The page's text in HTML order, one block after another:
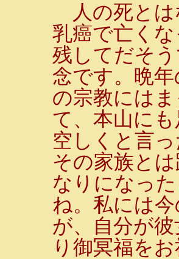
人の死とは
乳癌で亡く
残してだそ
念です。晩
の宗教には
て、本山に
空しくと言
その家族と
なりになっ
ね。私には
が、自分が
り御冥福を